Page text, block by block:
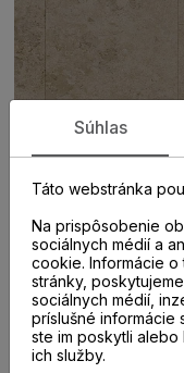
PARAMETRE
Súhlas
Táto webstránka
Na prispôsobenie
sociálnych médií a
cookie. Informácie
stránky,
sociálnych médií,
príslušné informácie
ste im poskytli
ich služby.